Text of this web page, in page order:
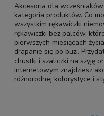
Akcesoria dla
kategoria produktów. Co
wszystkim rękawiczki
rękawiczki bez palców,
pierwszych miesiącach
drapanie się po buzi.
chustki i szaliczki na szyję
internetowym znajdziesz
różnorodnej kolorystyce i